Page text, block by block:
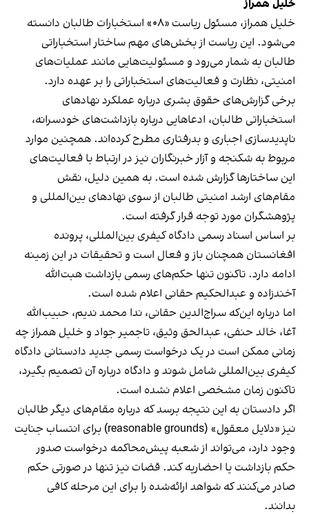
خلیل همراز
خلیل همراز، مسئول ریاست «۰۸» استخبارات طالبان دانسته
می‌شود. این ریاست از بخش‌های مهم ساختار استخباراتی
طالبان به شمار می‌رود و مسئولیت‌هایی مانند عملیات‌های
امنیتی، نظارت و فعالیت‌های استخباراتی را بر عهده دارد.
برخی گزارش‌های حقوق بشری درباره عملکرد نهادهای
استخباراتی طالبان، ادعاهایی درباره بازداشت‌های خودسرانه،
ناپدیدسازی اجباری و بدرفتاری مطرح کرده‌اند. همچنین موارد
مربوط به شکنجه و آزار خبرنگاران نیز در ارتباط با فعالیت‌های
این ساختارها گزارش شده است. به همین دلیل، نقش
مقام‌های ارشد امنیتی طالبان از سوی نهادهای بین‌المللی و
پژوهشگران مورد توجه قرار گرفته است.
بر اساس اسناد رسمی دادگاه کیفری بین‌المللی، پرونده
افغانستان همچنان باز و فعال است و تحقیقات در این زمینه
ادامه دارد. تاکنون تنها حکم‌های رسمی بازداشت هبت‌الله
آخندزاده و عبدالحکیم حقانی اعلام شده است.
اما درباره این‌که سراج‌الدین حقانی، ندا محمد ندیم، حبیب‌الله
آغا، خالد حنفی، عبدالحق وثیق، تاجمیر جواد و خلیل همراز چه
زمانی ممکن است در یک درخواست رسمی جدید دادستانی دادگاه
کیفری بین‌المللی شامل شوند و دادگاه درباره آن تصمیم بگیرد،
تاکنون زمان مشخصی اعلام نشده است.
اگر دادستان به این نتیجه برسد که درباره مقام‌های دیگر طالبان
نیز «دلایل معقول» (reasonable grounds) برای انتساب جنایت
وجود دارد، می‌تواند از شعبه پیش‌محاکمه درخواست صدور
حکم بازداشت یا احضاریه کند. قضات نیز تنها در صورتی حکم
صادر می‌کنند که شواهد ارائه‌شده را برای این مرحله کافی
بدانند.